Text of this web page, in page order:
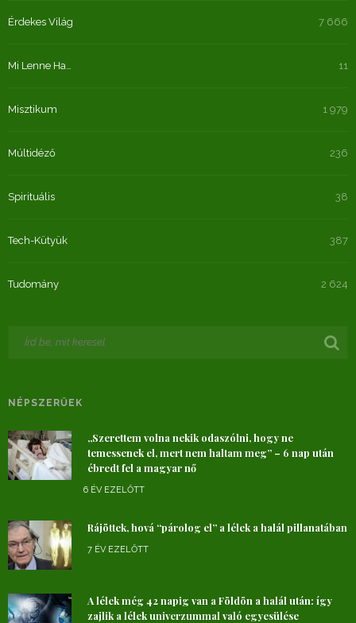
Érdekes Világ 7 666
Mi Lenne Ha… 11
Misztikum 1 979
Múltidéző 236
Spirituális 38
Tech-Kütyük 387
Tudomány 2 624
NÉPSZERŰEK
„Szerettem volna nekik odaszólni, hogy ne
temessenek el, mert nem haltam meg” – 6 nap után
ébredt fel a magyar nő
6 ÉV EZELŐTT
Rájöttek, hová “párolog el” a lélek a halál pillanatában
7 ÉV EZELŐTT
A lélek még 42 napig van a Földön a halál után: így
zajlik a lélek univerzummal való egyesülése